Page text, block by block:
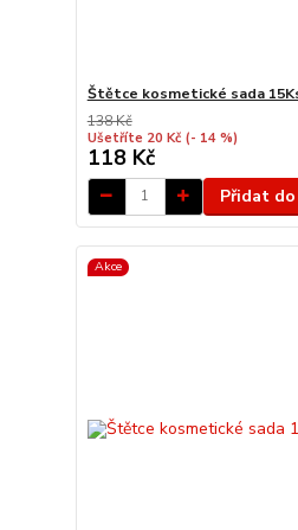
Štětce kosmetické sada
138 Kč
Ušetříte 20 Kč (- 14 %)
118 Kč
Přidat
Akce